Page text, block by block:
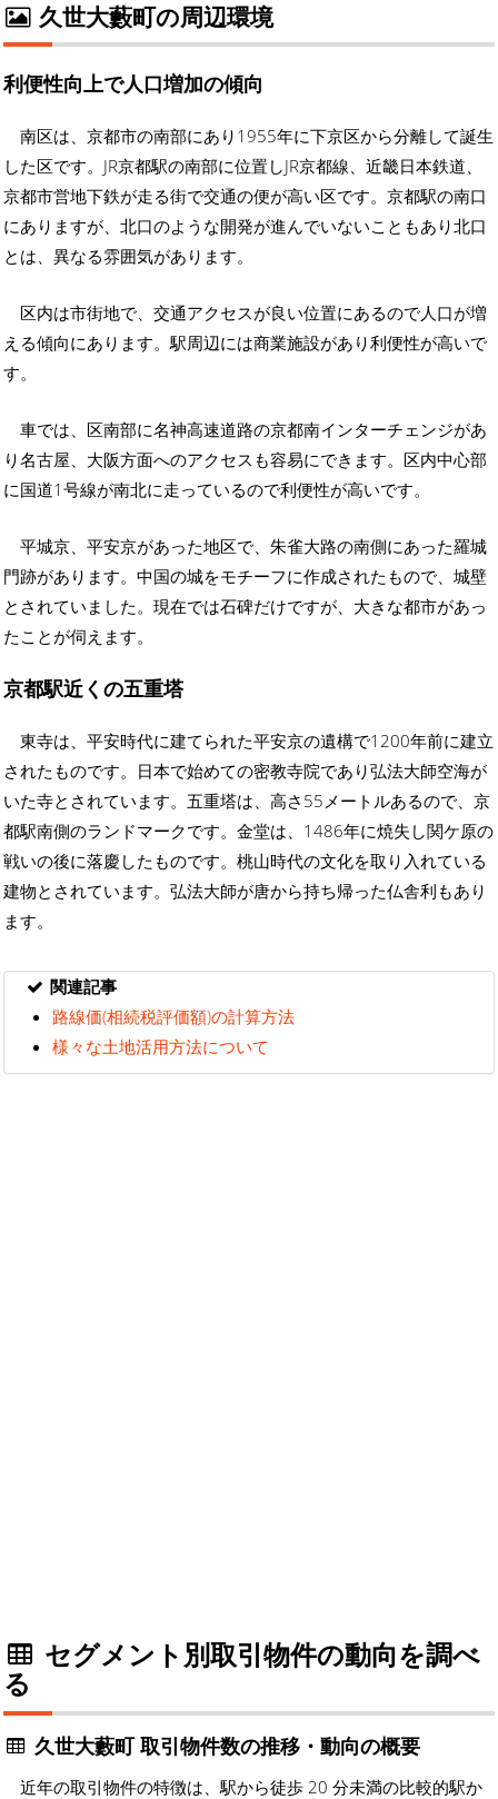
久世大藪町の周辺環境
利便性向上で人口増加の傾向
南区は、京都市の南部にあり1955年に下京区から分離して誕生
した区です。JR京都駅の南部に位置しJR京都線、近畿日本鉄道、
京都市営地下鉄が走る街で交通の便が高い区です。京都駅の南口
にありますが、北口のような開発が進んでいないこともあり北口
とは、異なる雰囲気があります。
区内は市街地で、交通アクセスが良い位置にあるので人口が増
える傾向にあります。駅周辺には商業施設があり利便性が高いで
す。
車では、区南部に名神高速道路の京都南インターチェンジがあ
り名古屋、大阪方面へのアクセスも容易にできます。区内中心部
に国道1号線が南北に走っているので利便性が高いです。
平城京、平安京があった地区で、朱雀大路の南側にあった羅城
門跡があります。中国の城をモチーフに作成されたもので、城壁
とされていました。現在では石碑だけですが、大きな都市があっ
たことが伺えます。
京都駅近くの五重塔
東寺は、平安時代に建てられた平安京の遺構で1200年前に建立
されたものです。日本で始めての密教寺院であり弘法大師空海が
いた寺とされています。五重塔は、高さ55メートルあるので、京
都駅南側のランドマークです。金堂は、1486年に焼失し関ケ原の
戦いの後に落慶したものです。桃山時代の文化を取り入れている
建物とされています。弘法大師が唐から持ち帰った仏舎利もあり
ます。
関連記事
路線価(相続税評価額)の計算方法
様々な土地活用方法について
セグメント別取引物件の動向を調べ
る
久世大藪町 取引物件数の推移・動向の概要
近年の取引物件の特徴は、駅から徒歩 20 分未満の比較的駅か